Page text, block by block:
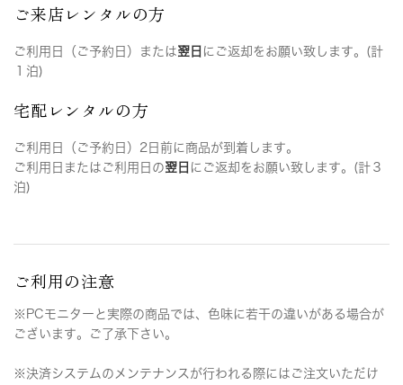
ご来店レンタルの方
ご利用日（ご予約日）または翌日 にご返却をお願い致します。(計
１泊)
宅配レンタルの方
ご利用日（ご予約日）2日前に商品が到着します。
ご利用日またはご利用日の翌日 にご返却をお願い致します。(計３
泊)
ご利用の注意
※PCモニターと実際の商品では、色味に若干の違いがある場合が
ございます。ご了承下さい。
※決済システムのメンテナンスが行われる際にはご注文いただけ